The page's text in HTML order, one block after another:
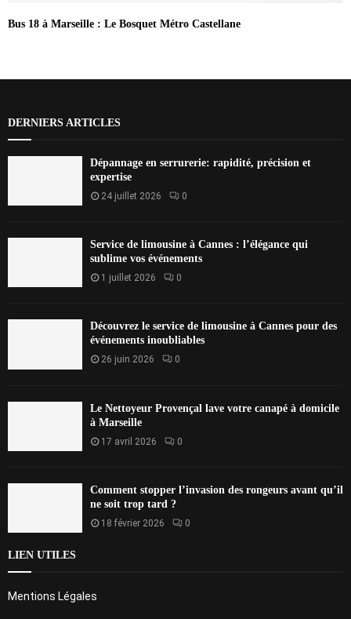
Bus 18 à Marseille : Le Bosquet Métro Castellane
DERNIERS ARTICLES
Dépannage en serrurerie: rapidité, précision et
expertise
24 juillet 2026 0
Service de limousine à Cannes : l’élégance qui
sublime vos événements
1 juillet 2026 0
Découvrez le service de limousine à Cannes pour des
événements inoubliables
26 juin 2026 0
Le Nettoyeur Provençal lave votre canapé à domicile
à Marseille
17 avril 2026 0
Comment stopper l’invasion des rongeurs avant qu’il
ne soit trop tard ?
18 février 2026 0
LIEN UTILES
Mentions Légales